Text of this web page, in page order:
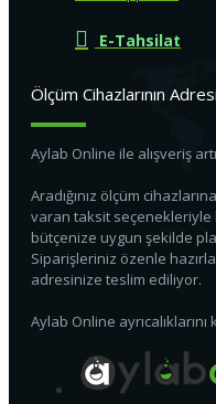
E-Tahsilat
Ölçüm Cihazlarının Adresi
Aylab Online ile alışveriş
Aradığınız ölçüm
varan taksit
bütçenize uygun şekilde
Siparişleriniz özenle
adresinize teslim ediliyor.
Aylab Online